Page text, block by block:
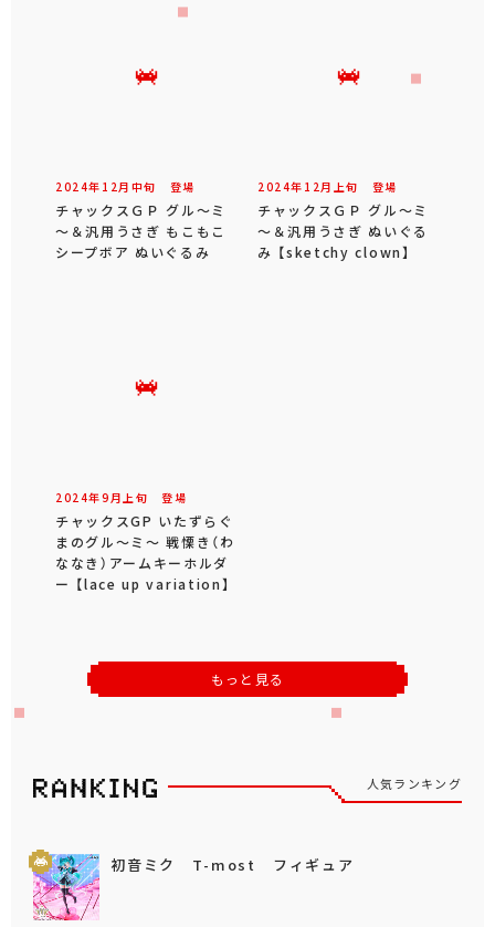
2024年 12 月 中旬 登場
チャックスＧＰ グル～ミ
～＆汎用うさぎ もこもこ
シープボア ぬいぐるみ
2024年 12 月 上旬 登場
チャックスＧＰ グル～ミ
～＆汎用うさぎ ぬいぐる
み 【sketchy clown】
2024年9 月 上旬 登場
チャックスGP いたずらぐ
まのグル～ミ～ 戦慄き（わ
ななき）アームキーホルダ
ー 【lace up variation】
もっと見る
人気ランキング
初音ミク T-most フィギュア